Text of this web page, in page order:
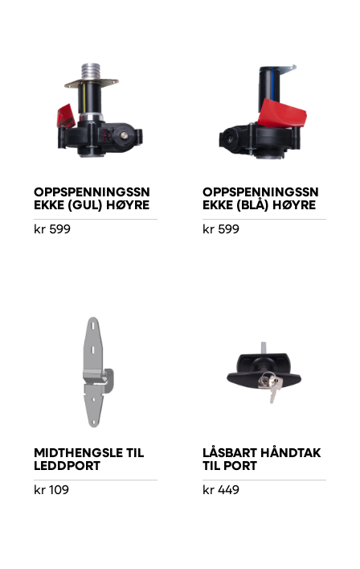
OPPSPENNINGSSN
EKKE (GUL) HØYRE
kr 599
OPPSPENNINGSSN
EKKE (BLÅ) HØYRE
kr 599
MIDTHENGSLE TIL
LEDDPORT
kr 109
LÅSBART HÅNDTAK
TIL PORT
kr 449